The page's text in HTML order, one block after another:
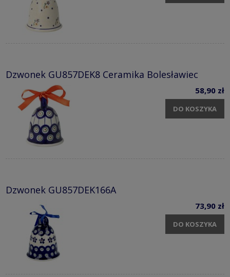
Dzwonek GU857DEK8 Ceramika Bolesławiec
58,90 zł
DO KOSZYKA
Dzwonek GU857DEK166A
73,90 zł
DO KOSZYKA